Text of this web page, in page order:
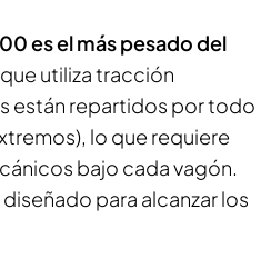
es el más pesado del
utiliza tracción
están repartidos por todo
lo que requiere
bajo cada vagón.
para alcanzar los